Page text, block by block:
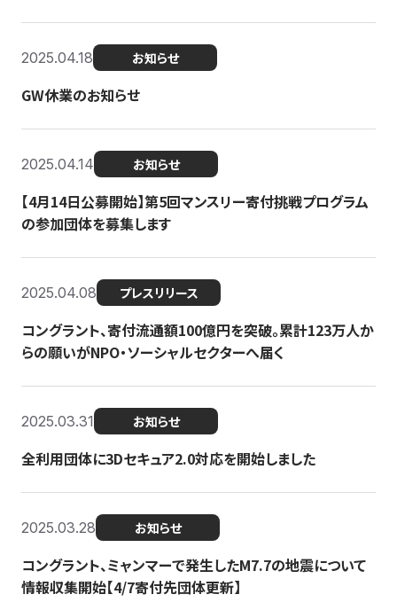
2025.04.18 お知らせ
GW休業のお知らせ
2025.04.14 お知らせ
【4月14日公募開始】第5回マンスリー寄付挑戦プログラム
の参加団体を募集します
2025.04.08 プレスリリース
コングラント、寄付流通額100億円を突破。累計123万人か
らの願いがNPO・ソーシャルセクターへ届く
2025.03.31 お知らせ
全利用団体に3Dセキュア2.0対応を開始しました
2025.03.28 お知らせ
コングラント、ミャンマーで発生したM7.7の地震について
情報収集開始【4/7寄付先団体更新】